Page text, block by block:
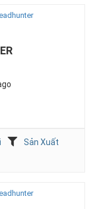
Sản Xuất